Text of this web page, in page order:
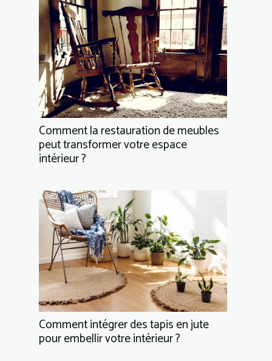
Comment la restauration de meubles
peut transformer votre espace
intérieur ?
Comment intégrer des tapis en jute
pour embellir votre intérieur ?